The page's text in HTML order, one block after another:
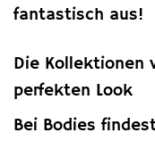
fantastisch aus!
Die Kollektionen
perfekten Look
Bei Bodies